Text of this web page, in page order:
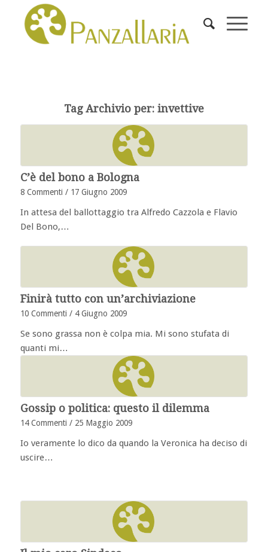
Tag Archivio per: invettive
C’è del bono a Bologna
8 Commenti / 17 Giugno 2009
In attesa del ballottaggio tra Alfredo Cazzola e Flavio
Del Bono,…
Finirà tutto con un’archiviazione
10 Commenti / 4 Giugno 2009
Se sono grassa non è colpa mia. Mi sono stufata di
quanti mi…
Gossip o politica: questo il dilemma
14 Commenti / 25 Maggio 2009
Io veramente lo dico da quando la Veronica ha deciso di
uscire…